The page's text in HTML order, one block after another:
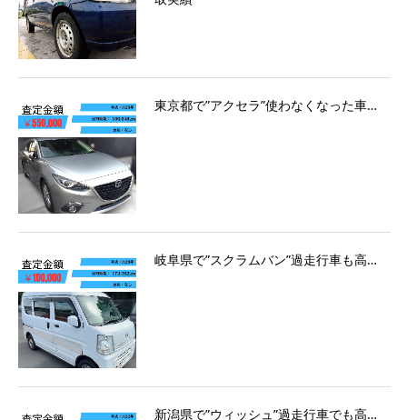
東京都で”アクセラ”使わなくなった車…
岐阜県で”スクラムバン”過走行車も高…
新潟県で”ウィッシュ”過走行車でも高…